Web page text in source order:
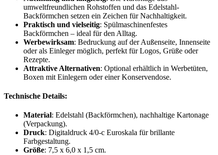
umweltfreundlichen Rohstoffen und das Edelstahl-
Backförmchen setzen ein Zeichen für Nachhaltigkeit.
Praktisch und vielseitig: Spülmaschinenfestes
Backförmchen – ideal für den Alltag.
Werbewirksam: Bedruckung auf der Außenseite, Innenseite
oder als Einleger möglich, perfekt für Logos, Grüße oder
Rezepte.
Attraktive Alternativen: Optional erhältlich in Werbetüten,
Boxen mit Einlegern oder einer Konservendose.
Technische Details:
Material: Edelstahl (Backförmchen), nachhaltige Kartonage
(Verpackung).
Druck: Digitaldruck 4/0-c Euroskala für brillante
Farbgestaltung.
Größe: 7,5 x 6,0 x 1,5 cm.